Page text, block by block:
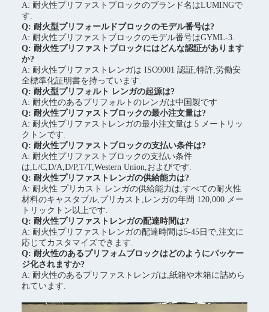
A: 耐火性プリファストブロックのブランド名はLUMINGで
す.
Q: 耐火型プリフォールドブロックのモデル番号は?
A: 耐火性プリファストブロックのモデル番号はGYML-3.
Q: 耐火性プリファストブロックにはどんな認証があります
か?
A: 耐火性プリファストレンガは ISO9001 認証,特許,労働安
全標準化証明書を持っています.
Q: 耐火型プリフォルト レンガの起源は?
A: 耐火性のあるプリフォルトのレンガは中国製です
Q: 耐火性プリファストブロックの最小注文量は?
A: 耐火性プリファストレンガの最小注文量は 5 メートリッ
クトンです.
Q: 耐火性プリファストブロックの支払い条件は?
A: 耐火性プリファストブロックの支払い条件
は,L/C,D/A,D/P,T/T,Western Union,およびです.
Q: 耐火性プリファストレンガの供給能力は?
A: 耐火性 プリカスト レンガの供給能力は,すべての耐火性
材料のキャスタブル,プリカスト,レンガの年間 120,000 メー
トリックトン以上です.
Q: 耐火性プリファストレンガの配達時間は?
A: 耐火性プリファストレンガの配達時間は5-45日で,注文に
応じてカスタマイズできます.
Q: 耐火性のあるプリフォムブロックはどのようにパッケー
ジ化されますか?
A: 耐火性のあるプリファストレンガは,紙箱や木箱に詰めら
れています.